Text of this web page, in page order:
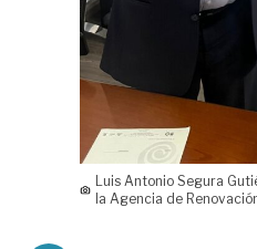
Luis Antonio Segura
la Agencia de